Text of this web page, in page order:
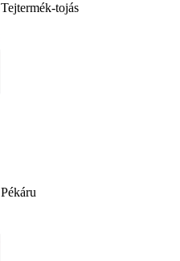
Tejtermék-tojás
Pékáru